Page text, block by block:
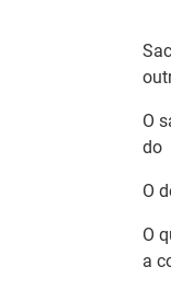
O
do
O
O
a